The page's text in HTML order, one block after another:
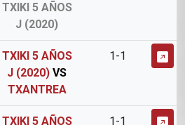
TXIKI 5 AÑOS
J (2020)
TXIKI 5 AÑOS
J (2020) VS
TXANTREA
1-1
TXIKI 5 AÑOS 1-1